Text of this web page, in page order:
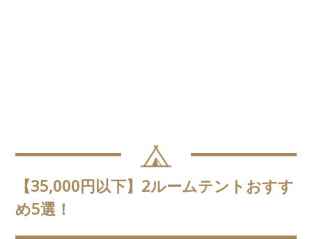
【35,000円以下】2ルームテントおすす
め5選！